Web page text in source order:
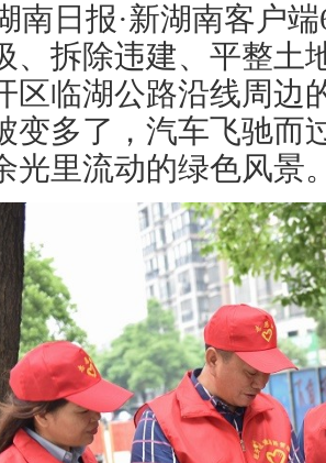
南日报·新湖南客户
、拆除违建、平整
区临湖公路沿线周边
变多了，汽车飞驰而
光里流动的绿色风景